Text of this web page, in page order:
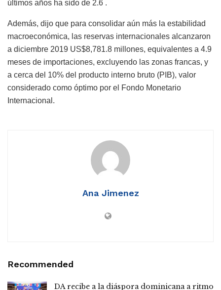
últimos años ha sido de 2.6 .
Además, dijo que para consolidar aún más la estabilidad
macroeconómica, las reservas internacionales alcanzaron
a diciembre 2019 US$8,781.8 millones, equivalentes a 4.9
meses de importaciones, excluyendo las zonas francas, y
a cerca del 10% del producto interno bruto (PIB), valor
considerado como óptimo por el Fondo Monetario
Internacional.
Ana Jimenez
Recommended
DA recibe a la diáspora dominicana a ritmo